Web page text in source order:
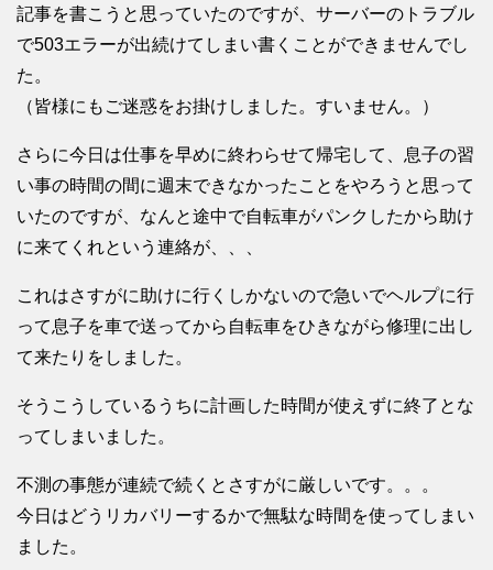
記事を書こうと思っていたのですが、サーバーのトラブル
で503エラーが出続けてしまい書くことができませんでし
た。
（皆様にもご迷惑をお掛けしました。すいません。）
さらに今日は仕事を早めに終わらせて帰宅して、息子の習
い事の時間の間に週末できなかったことをやろうと思って
いたのですが、なんと途中で自転車がパンクしたから助け
に来てくれという連絡が、、、
これはさすがに助けに行くしかないので急いでヘルプに行
って息子を車で送ってから自転車をひきながら修理に出し
て来たりをしました。
そうこうしているうちに計画した時間が使えずに終了とな
ってしまいました。
不測の事態が連続で続くとさすがに厳しいです。。。
今日はどうリカバリーするかで無駄な時間を使ってしまい
ました。